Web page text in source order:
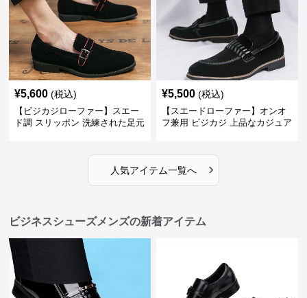
¥5,600 (税込)
【ビジカジローファー】スエー
ド調 スリッポン 洗練された足元
¥5,500 (税込)
【スエードローファー】オンオ
フ兼用 ビジカジ 上品なカジュア
人気アイテム一覧へ ›
ビジネスシューズメンズの新着アイテム